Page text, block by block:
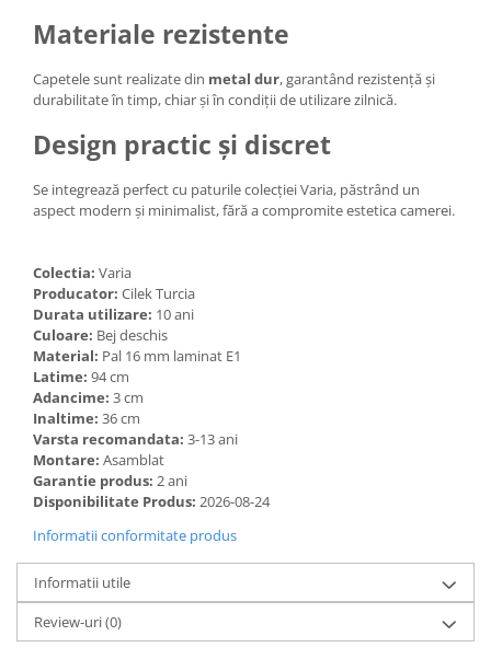
Materiale rezistente
Capetele sunt realizate din metal dur, garantând rezistență și
durabilitate în timp, chiar și în condiții de utilizare zilnică.
Design practic și discret
Se integrează perfect cu paturile colecției Varia, păstrând un
aspect modern și minimalist, fără a compromite estetica camerei.
Colectia: Varia
Producator: Cilek Turcia
Durata utilizare: 10 ani
Culoare: Bej deschis
Material: Pal 16 mm laminat E1
Latime: 94 cm
Adancime: 3 cm
Inaltime: 36 cm
Varsta recomandata: 3-13 ani
Montare: Asamblat
Garantie produs: 2 ani
Disponibilitate Produs: 2026-08-24
Informatii conformitate produs
Informatii utile
Review-uri(0)